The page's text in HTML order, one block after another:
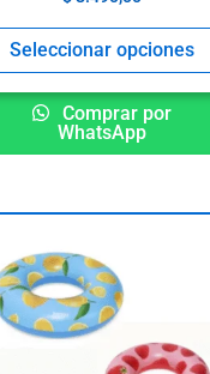
Seleccionar opciones
Comprar por
WhatsApp